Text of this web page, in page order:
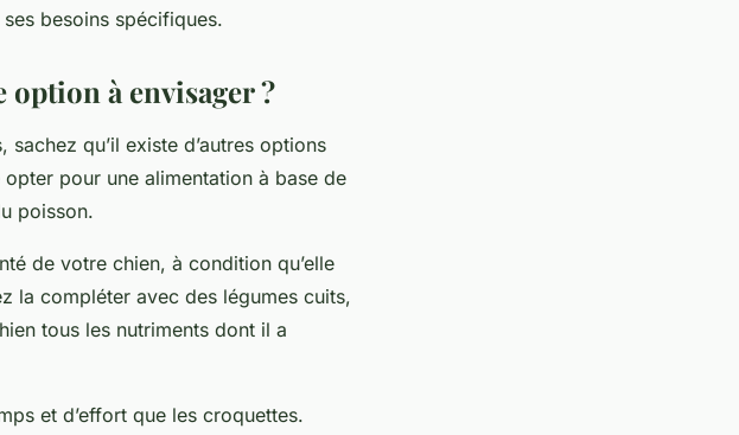
besoins spécifiques.
option à envisager ?
qu’il existe d’autres options
pour une alimentation à base de
poisson.
de votre chien, à condition qu’elle
la compléter avec des légumes cuits,
tous les nutriments dont il a
et d’effort que les croquettes.